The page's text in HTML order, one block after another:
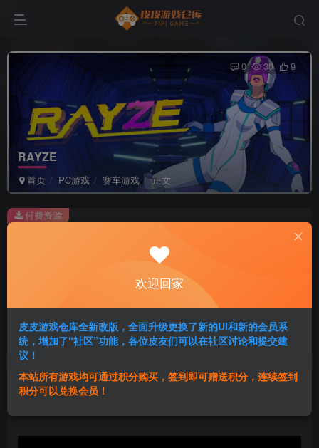
RAYZE
首页 PC游戏 赛车游戏 正文
0 30 9
此内容为付费资源，请付费后查看
2积分
黄金会员免费 超级会员免费
登录购买
付费资源
群主1号
欢迎回家
皮皮游戏仓库全新改版，全面升级更换了新的UI和新的会员系
统，增加了“社区”功能，各位皮友们可以在社区讨论和提交建
议！
本站所有游戏均可通过积分购买，签到即可赠送积分，连续签到
积分可以兑换会员！